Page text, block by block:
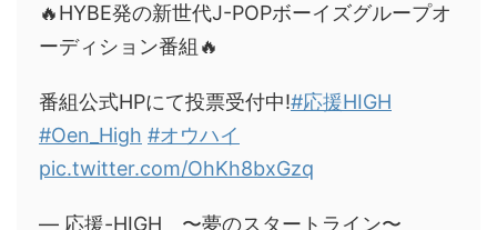
🔥HYBE発の新世代J-POPボーイズグループオ
ーディション番組🔥
番組公式HPにて投票受付中!#応援HIGH
#Oen_High #オウハイ
pic.twitter.com/OhKh8bxGzq
— 応援-HIGH 〜夢のスタートライン〜